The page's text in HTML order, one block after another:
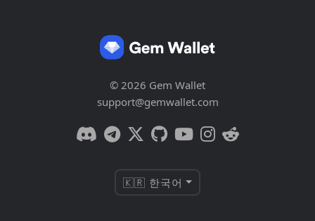
© 2026 Gem Wallet
support@gemwallet.com
🇰🇷 한국어